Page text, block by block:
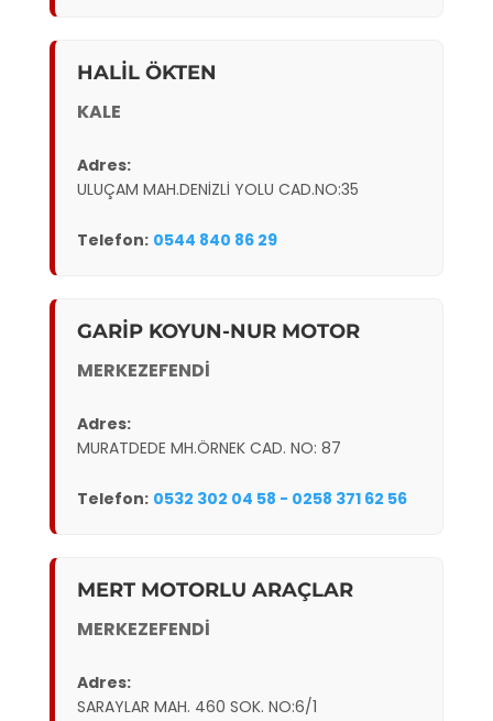
HALİL ÖKTEN
KALE
Adres:
ULUÇAM MAH.DENİZLİ YOLU CAD.NO:35
Telefon: 0544 840 86 29
GARİP KOYUN-NUR MOTOR
MERKEZEFENDİ
Adres:
MURATDEDE MH.ÖRNEK CAD. NO: 87
Telefon: 0532 302 04 58 - 0258 371 62 56
MERT MOTORLU ARAÇLAR
MERKEZEFENDİ
Adres:
SARAYLAR MAH. 460 SOK. NO:6/1